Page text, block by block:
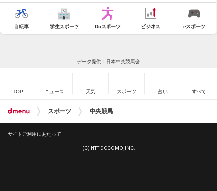
自転車 学生スポーツ Doスポーツ ビジネス eスポーツ
データ提供：日本中央競馬会
TOP ニュース 天気 スポーツ 占い すべて
スポーツ 中央競馬
サイトご利用にあたって
(C) NTT DOCOMO, INC.